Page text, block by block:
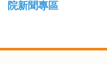
院新聞專區